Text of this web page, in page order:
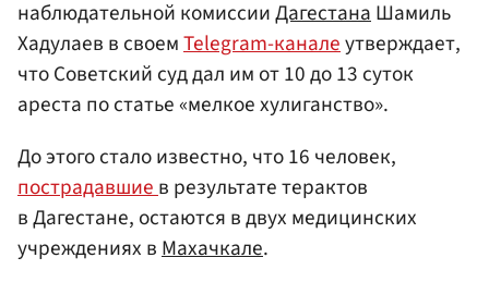
наблюдательной комиссииДагестанаШамиль
Хадулаев в своемTelegram-каналеутверждает,
что Советский суд дал им от 10 до 13 суток
ареста по статье «мелкое хулиганство».
До этого стало известно, что 16 человек,
пострадавшие в результате терактов
в Дагестане, остаются в двух медицинских
учреждениях в Махачкале.